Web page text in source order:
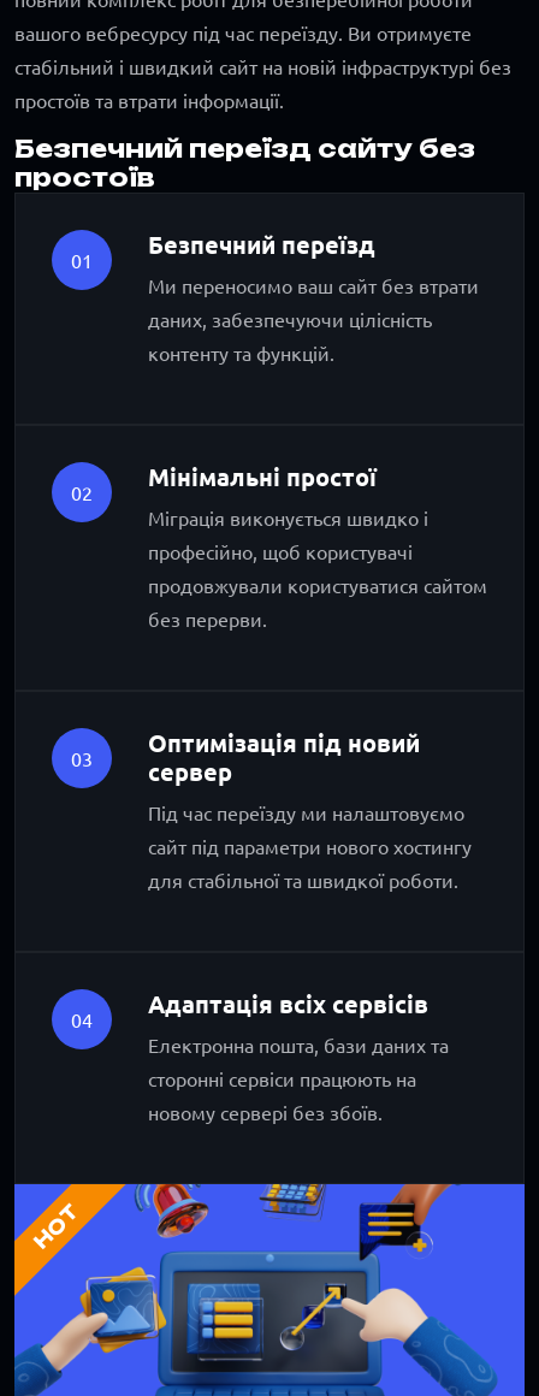
вашого вебресурсу під час переїзду. Ви отримуєте
стабільний і швидкий сайт на новій інфраструктурі без
простоїв та втрати інформації.
Безпечний переїзд сайту без
простоїв
01 Безпечний переїзд
Ми переносимо ваш сайт без втрати
даних, забезпечуючи цілісність
контенту та функцій.
02 Мінімальні простої
Міграція виконується швидко і
професійно, щоб користувачі
продовжували користуватися сайтом
без перерви.
03
Оптимізація під новий
сервер
Під час переїзду ми налаштовуємо
сайт під параметри нового хостингу
для стабільної та швидкої роботи.
04 Адаптація всіх сервісів
Електронна пошта, бази даних та
сторонні сервіси працюють на
новому сервері без збоїв.
HOT